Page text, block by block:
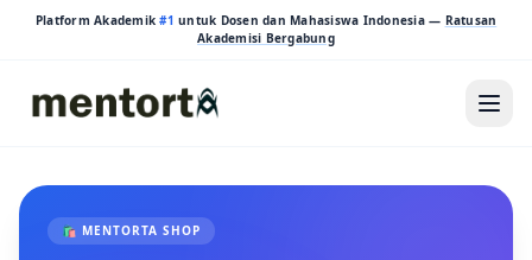
Platform Akademik#1 untuk Dosen dan Mahasiswa Indonesia — Ratusan
Akademisi Bergabung
🛍️ MENTORTA SHOP